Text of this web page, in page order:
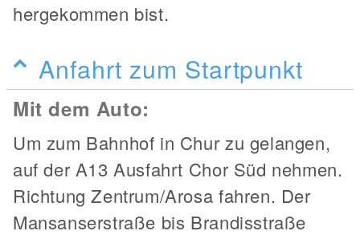
hergekommen bist.
Anfahrt zum Startpunkt
Mit dem Auto:
Um zum Bahnhof in Chur zu gelangen,
auf der A13 Ausfahrt Chor Süd nehmen.
Richtung Zentrum/Arosa fahren. Der
Mansanserstraße bis Brandisstraße